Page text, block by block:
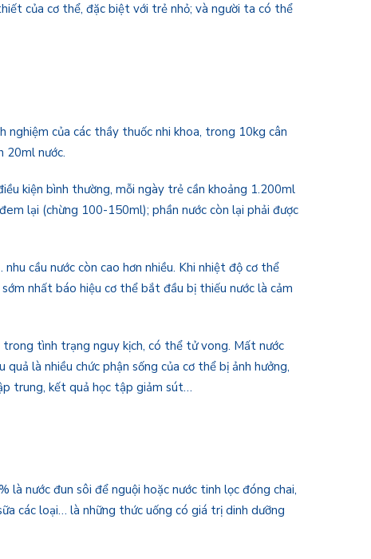
của cơ thể, đặc biệt với trẻ nhỏ; và người ta có thể
của các thầy thuốc nhi khoa, trong 10kg cân
20ml nước.
kiện bình thường, mỗi ngày trẻ cần khoảng 1.200ml
lại (chừng 100-150ml); phần nước còn lại phải được
cầu nước còn cao hơn nhiều. Khi nhiệt độ cơ thể
nhất báo hiệu cơ thể bắt đầu bị thiếu nước là cảm
tình trạng nguy kịch, có thể tử vong. Mất nước
là nhiều chức phận sống của cơ thể bị ảnh hưởng,
trung, kết quả học tập giảm sút…
là nước đun sôi để nguội hoặc nước tinh lọc đóng chai,
các loại… là những thức uống có giá trị dinh dưỡng